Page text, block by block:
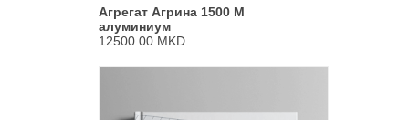
Агрегат Агрина 1500 M
алуминиум
12500.00 MKD